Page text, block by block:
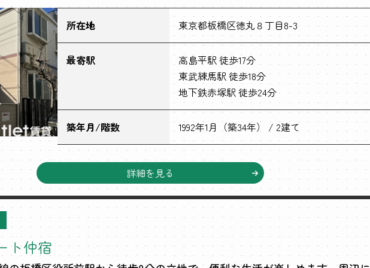
所在地 東京都板橋区徳丸８丁目8-3
最寄駅
高島平駅 徒歩17分
東武練馬駅 徒歩18分
地下鉄赤塚駅 徒歩24分
築年月/階数 1992年1月（築34年） / 2建て
詳細を見る
ト仲宿